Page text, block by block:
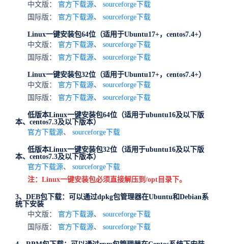
中文版： 官方下载源、 sourceforge下载
国际版： 官方下载源、 sourceforge下载
Linux一键安装包64位（适用于Ubuntu17+，centos7.4+）
中文版： 官方下载源、 sourceforge下载
国际版： 官方下载源、 sourceforge下载
Linux一键安装包32位（适用于Ubuntu17+，centos7.4+）
中文版： 官方下载源、 sourceforge下载
国际版： 官方下载源、 sourceforge下载
低版本Linux一键安装包64位（适用于ubuntu16及以下版
本、centos7.3及以下版本）
官方下载源、 sourceforge下载
低版本Linux一键安装包32位（适用于ubuntu16及以下版
本、centos7.3及以下版本）
官方下载源、 sourceforge下载
注：Linux一键安装包必须直接解压到/opt目录下。
3、DEB包下载：可以通过dpkg包管理器在Ubuntu和Debian系
统下安装
中文版： 官方下载源、 sourceforge下载
国际版： 官方下载源、 sourceforge下载